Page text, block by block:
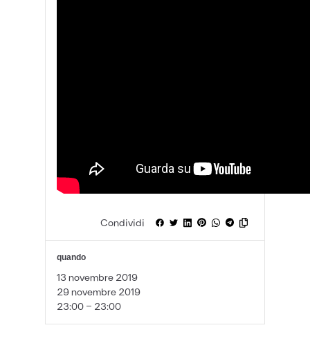
Condividi
quando
13 novembre 2019
29 novembre 2019
23:00 - 23:00